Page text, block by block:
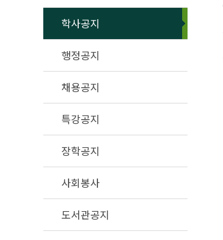
학사공지
행정공지
채용공지
특강공지
장학공지
사회봉사
도서관공지